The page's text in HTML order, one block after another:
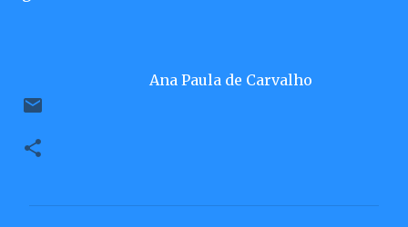
Ana Paula de Carvalho